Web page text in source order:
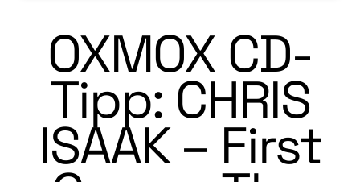
OXMOX CD-
Tipp: CHRIS
ISAAK – First